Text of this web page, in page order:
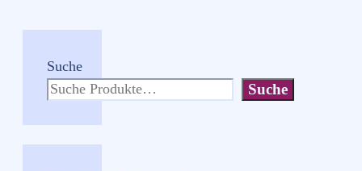
Suche
Suche